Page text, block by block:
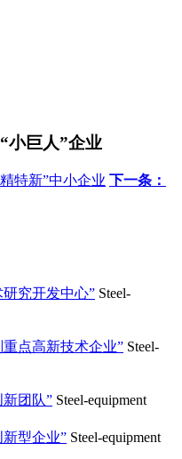
小巨人”企业
特新”中小企业 下一条：
究开发中心” Steel-
点高新技术企业” Steel-
新团队” Steel-equipment
新型企业” Steel-equipment